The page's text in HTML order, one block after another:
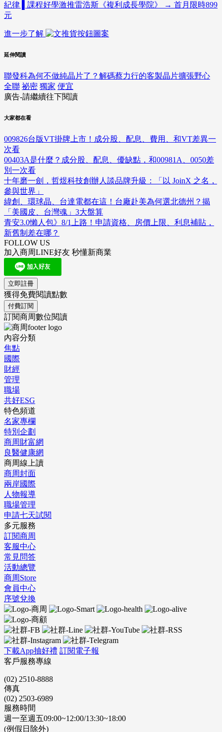
紀律 ▌課程好學激推雷浩斯《複利成長學院》 → 首月限時899
元
進一步了解
延伸閱讀
聯發科為何不做純晶片了？解碼蔡力行的客製晶片擴張野心
全聯 祕密 獨家 便宜
廣告-請繼續往下閱讀
大家都在看
009826台版VT掛牌上市！成分股、配息、費用、和VT差異一
次看
00403A是什麼？成分股、配息、優缺點，和00981A、0050差
別一次看
十年磨一劍，哲煜科技創辦人談品牌升級：「以 JoinX 之名，
參與世界」
緯創、環球晶、台達電都在這！台廠赴美為何選北德州？揭
「美國皮、台灣魂」3大盤算
青安3.0懶人包》8/1上路！申請資格、房價上限、利息補貼，
新舊制差在哪？
FOLLOW US
加入商周LINE好友 秒懂新商業
立即註冊
獲得免費閱讀點數
付費訂閱
訂閱商周數位閱讀
內容分類
焦點
國際
財經
管理
職場
共好ESG
特色頻道
名家專欄
特別企劃
商周財富網
良醫健康網
商周線上讀
商周封面
兩岸國際
人物報導
職場管理
申請七天試閱
多元服務
訂閱商周
客服中心
常見問答
活動總覽
商周Store
會員中心
序號兌換
下載App抽好禮 訂閱電子報
客戶服務專線
(02) 2510-8888
傳真
(02) 2503-6989
服務時間
週一至週五09:00~12:00/13:30~18:00
(例假日除外)